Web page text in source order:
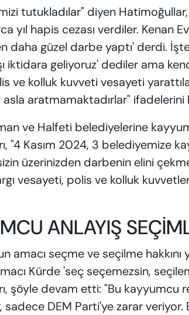
tutukladılar" diyen
yıl hapis cezası verdiler. Kenan
daha güzel darbe yaptı' derdi.
iktidara geliyoruz' dediler ama
ve kolluk kuvveti vesayeti
aratmamaktadırlar" ifadelerini
ve Halfeti belediyelerine kayyum
"4 Kasım 2024, 3 belediyemize
üzerinizden darbenin elini
vesayeti, polis ve kolluk
ANLAYIŞ
amacı seçme ve seçilme hakkını
Kürde 'seç seçemezsin,
şöyle devam etti: "Bu kayyumcu
sadece DEM Parti'ye zarar